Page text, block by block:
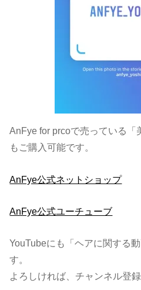
AnFye for prcoで売っている「
もご購入可能です。
AnFye公式ネットショップ
AnFye公式ユーチューブ
YouTubeにも「ヘアに関する
す。
よろしければ、チャンネル登